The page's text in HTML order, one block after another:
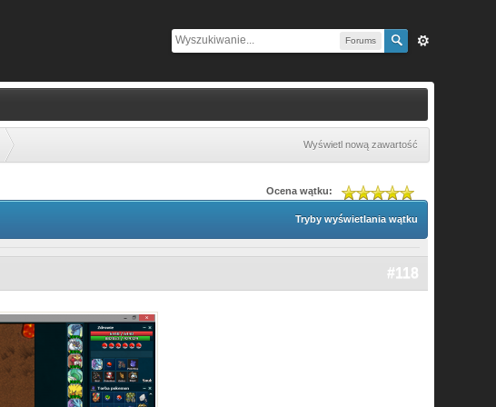
Forums
Wyświetl nową zawartość
Ocena wątku:
Tryby wyświetlania wątku
#118